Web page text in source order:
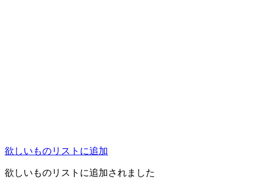
欲しいものリストに追加
欲しいものリストに追加されました